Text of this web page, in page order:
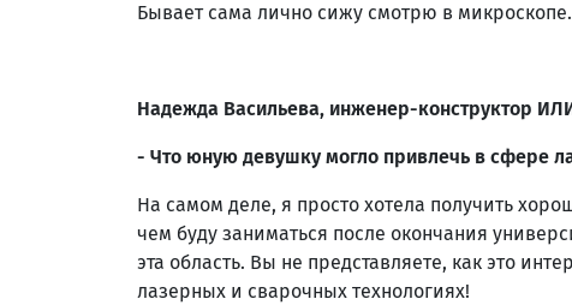
Бывает сама лично сижу смотрю в
Надежда Васильева, инженер-конструктор
- Что юную девушку могло привлечь в сфере
На самом деле, я просто хотела получить
чем буду заниматься после окончания
эта область. Вы не представляете, как это
лазерных и сварочных технологиях!